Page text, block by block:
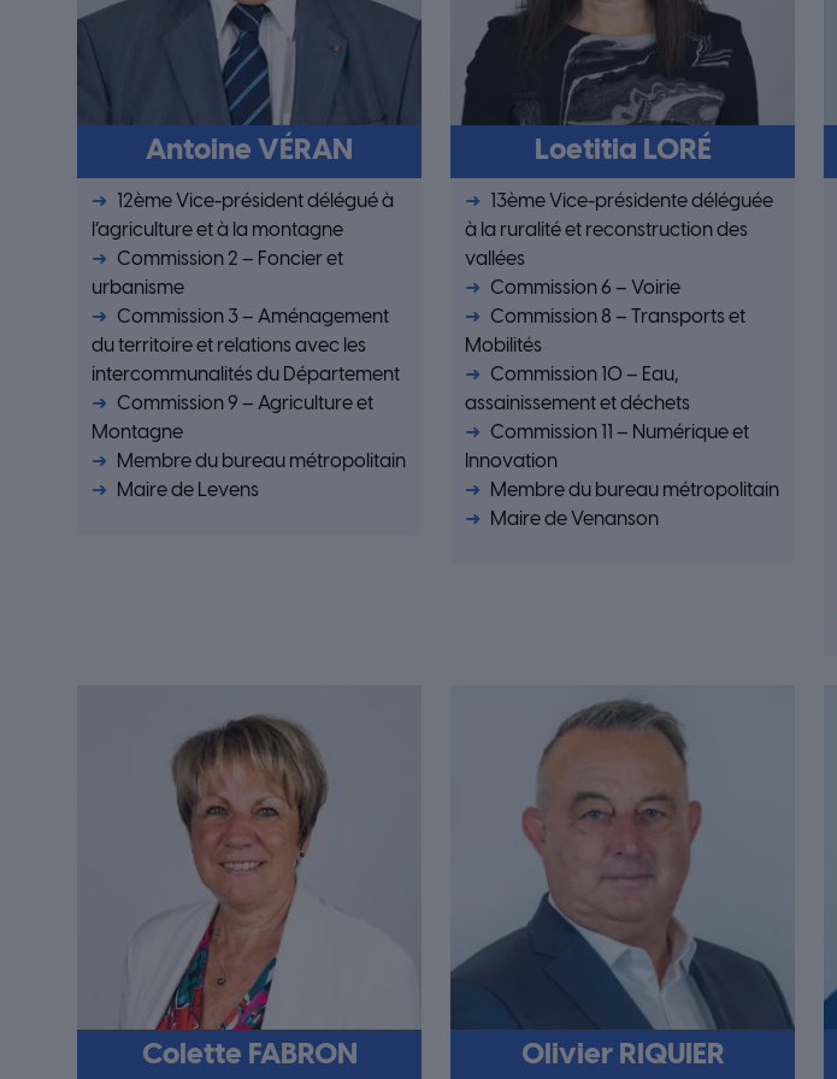
Antoine VÉRAN
12ème Vice-président délégué à
l’agriculture et à la montagne
Commission 2 – Foncier et
urbanisme
Commission 3 – Aménagement
du territoire et relations avec les
intercommunalités du Département
Commission 9 – Agriculture et
Montagne
Membre du bureau métropolitain
Maire de Levens
Loetitia LORÉ
13ème Vice-présidente déléguée
à la ruralité et reconstruction des
vallées
Commission 6 – Voirie
Commission 8 – Transports et
Mobilités
Commission 10 – Eau,
assainissement et déchets
Commission 11 – Numérique et
Innovation
Membre du bureau métropolitain
Maire de Venanson
Colette FABRON Olivier RIQUIER